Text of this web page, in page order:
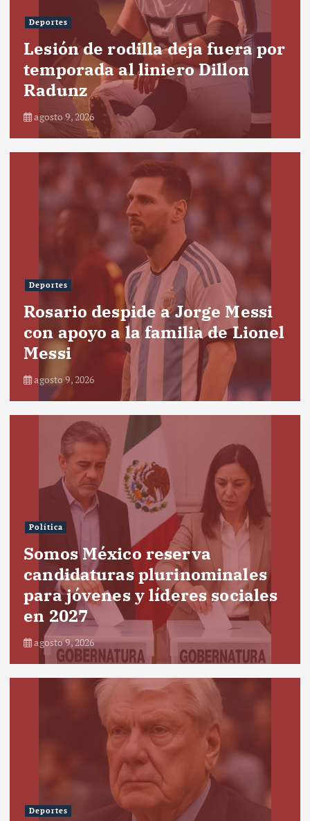
Deportes
Lesión de rodilla deja fuera por
temporada al liniero Dillon
Radunz
agosto 9, 2026
Deportes
Rosario despide a Jorge Messi
con apoyo a la familia de Lionel
Messi
agosto 9, 2026
Política
Somos México reserva
candidaturas plurinominales
para jóvenes y líderes sociales
en 2027
agosto 9, 2026
Deportes